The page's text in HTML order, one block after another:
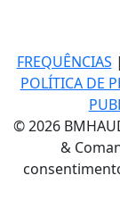
FREQUÊNCIAS |
POLÍTICA DE
© 2026
&